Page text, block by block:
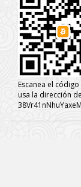
Escanea el
usa la dirección